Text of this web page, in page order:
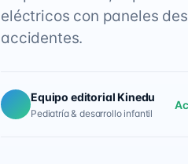
eléctricos con paneles
accidentes.
Equipo editorial Kinedu
Pediatría & desarrollo infantil